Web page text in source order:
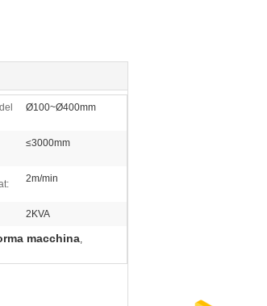
Ø100~Ø400mm
≤3000mm
2m/min
2KVA
macchina,